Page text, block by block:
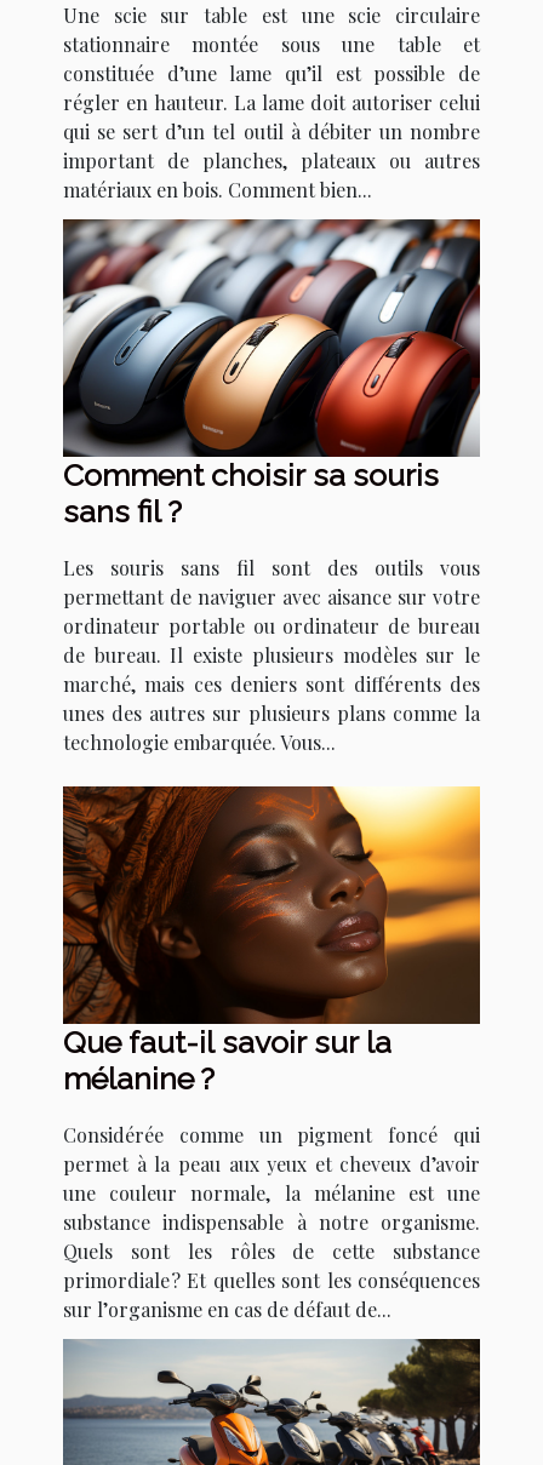
Une scie sur table est une scie circulaire
stationnaire montée sous une table et
constituée d’une lame qu’il est possible de
régler en hauteur. La lame doit autoriser celui
qui se sert d’un tel outil à débiter un nombre
important de planches, plateaux ou autres
matériaux en bois. Comment bien...
Comment choisir sa souris
sans fil ?
Les souris sans fil sont des outils vous
permettant de naviguer avec aisance sur votre
ordinateur portable ou ordinateur de bureau
de bureau. Il existe plusieurs modèles sur le
marché, mais ces deniers sont différents des
unes des autres sur plusieurs plans comme la
technologie embarquée. Vous...
Que faut-il savoir sur la
mélanine ?
Considérée comme un pigment foncé qui
permet à la peau aux yeux et cheveux d’avoir
une couleur normale, la mélanine est une
substance indispensable à notre organisme.
Quels sont les rôles de cette substance
primordiale ? Et quelles sont les conséquences
sur l’organisme en cas de défaut de...